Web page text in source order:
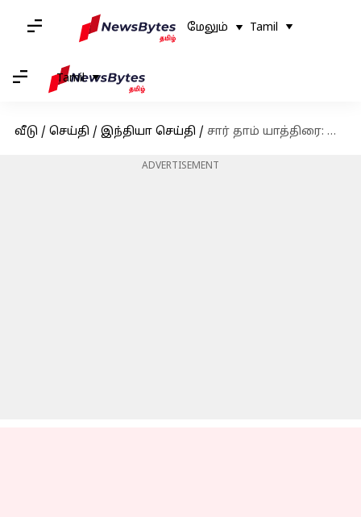
மேலும் Tamil
Tamil
வீடு / செய்தி / இந்தியா செய்தி / சார் தாம் யாத்திரை: ஹெலிகாப்டர் சேவைகளை மீண்டும் தொடங்க DGCA அனுமதி
ADVERTISEMENT